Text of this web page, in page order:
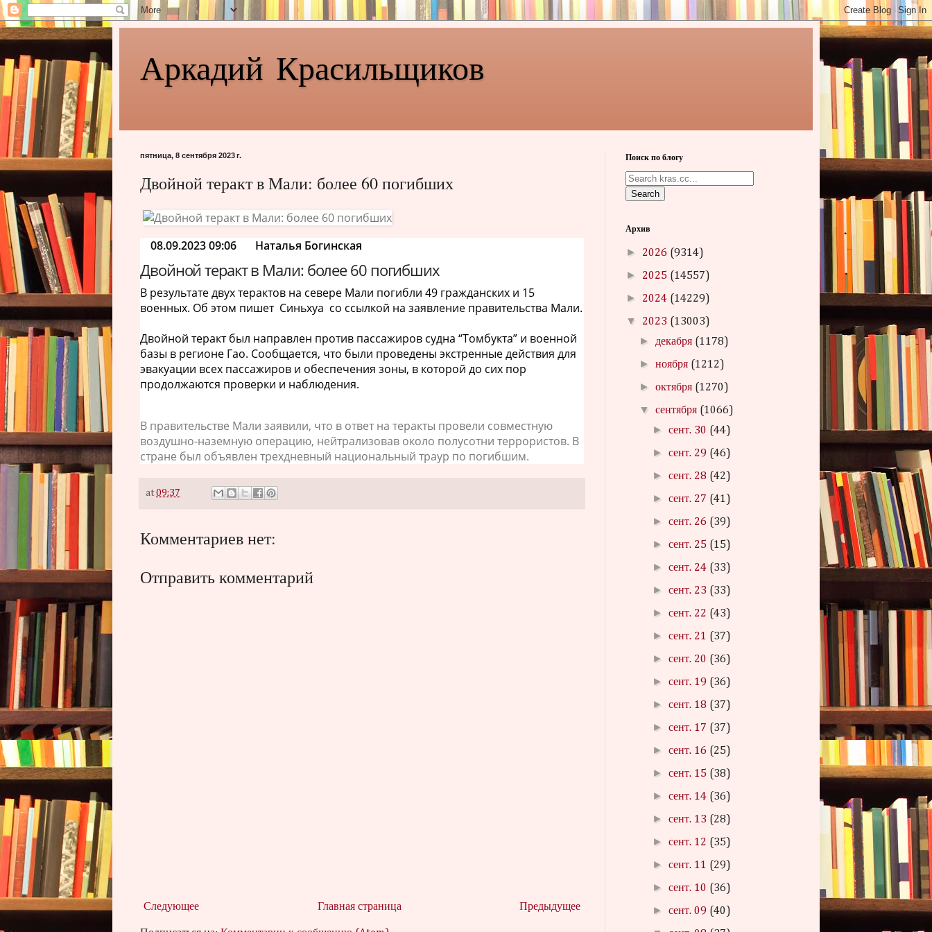
Аркадий Красильщиков
пятница, 8 сентября 2023 г.
Двойной теракт в Мали: более 60 погибших
08.09.2023 09:06 Наталья Богинская
Двойной теракт в Мали: более 60 погибших
В результате двух терактов на севере Мали погибли 49 гражданских и 15
военных. Об этом пишет Синьхуа со ссылкой на заявление правительства Мали.
Двойной теракт был направлен против пассажиров судна “Томбукта” и военной
базы в регионе Гао. Сообщается, что были проведены экстренные действия для
эвакуации всех пассажиров и обеспечения зоны, в которой до сих пор
продолжаются проверки и наблюдения.
В правительстве Мали заявили, что в ответ на теракты провели совместную
воздушно-наземную операцию, нейтрализовав около полусотни террористов. В
стране был объявлен трехдневный национальный траур по погибшим.
at09:37
Комментариев нет:
Отправить комментарий
Следующее Предыдущее
Главная страница
Поиск по блогу
Search
Архив
► 2026 (9314)
► 2025 (14557)
► 2024 (14229)
▼ 2023 (13003)
► декабря (1178)
►ноября (1212)
►октября (1270)
▼сентября (1066)
►сент. 30 (44)
►сент. 29 (46)
►сент. 28 (42)
►сент. 27 (41)
►сент. 26 (39)
►сент. 25 (15)
►сент. 24 (33)
►сент. 23 (33)
►сент. 22 (43)
►сент. 21 (37)
►сент. 20 (36)
►сент. 19 (36)
►сент. 18 (37)
►сент. 17 (37)
►сент. 16 (25)
►сент. 15 (38)
►сент. 14 (36)
►сент. 13 (28)
►сент. 12 (35)
►сент. 11 (29)
►сент. 10 (36)
►сент. 09 (40)